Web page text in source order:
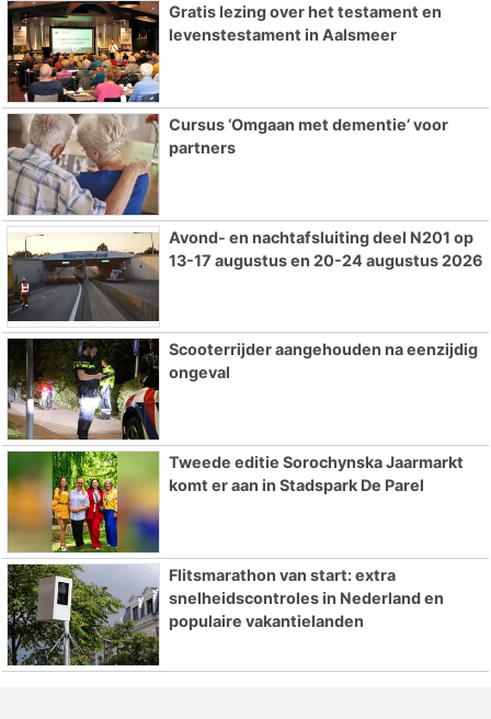
Gratis lezing over het testament en
levenstestament in Aalsmeer
Cursus ‘Omgaan met dementie’ voor
partners
Avond- en nachtafsluiting deel N201 op
13-17 augustus en 20-24 augustus 2026
Scooterrijder aangehouden na eenzijdig
ongeval
Tweede editie Sorochynska Jaarmarkt
komt er aan in Stadspark De Parel
Flitsmarathon van start: extra
snelheidscontroles in Nederland en
populaire vakantielanden